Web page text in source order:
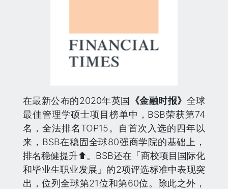
在最新公布的2020年英国 《金融时报》 全球
最佳管理学硕士项目榜单中，BSB荣获第74
名，全法排名TOP15。自首次入选的四年以
来，BSB在稳固全球80强商学院的基础上，
排名稳健提升⬆️。BSB还在「商校项目国际化
和毕业生职业发展」的2项评选标准中表现突
出，位列全球第21位和第60位。除此之外，